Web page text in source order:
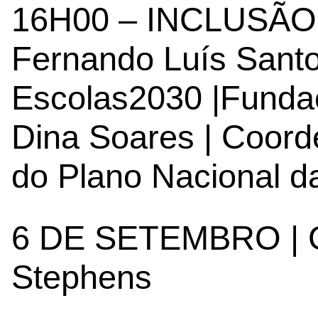
16H00 –
Fernando Luís
Escolas2030
Dina Soares |
do Plano Nacional
6 DE SETEMBRO |
Stephens